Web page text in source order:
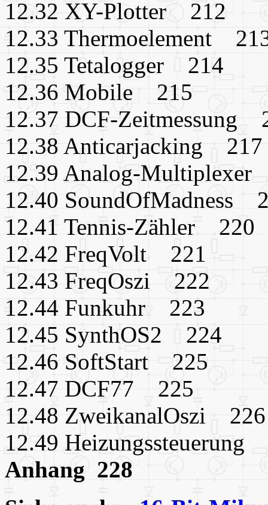
12.32 XY-Plotter 212
12.33 Thermoelement
12.35 Tetalogger 214
12.36 Mobile 215
12.37 DCF-Zeitmessung
12.38 Anticarjacking 217
12.39 Analog-
12.40 SoundOfMadness
12.41 Tennis-Zähler 220
12.42 FreqVolt 221
12.43 FreqOszi 222
12.44 Funkuhr 223
12.45 SynthOS2 224
12.46 SoftStart 225
12.47 DCF77 225
12.48 ZweikanalOszi 226
12.49 Heizungssteuerung
Anhang 228